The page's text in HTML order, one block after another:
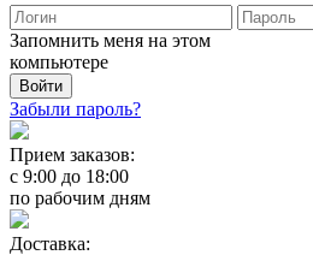
Запомнить меня на этом
компьютере
Забыли пароль?
Прием заказов:
с 9:00 до 18:00
по рабочим дням
Доставка: